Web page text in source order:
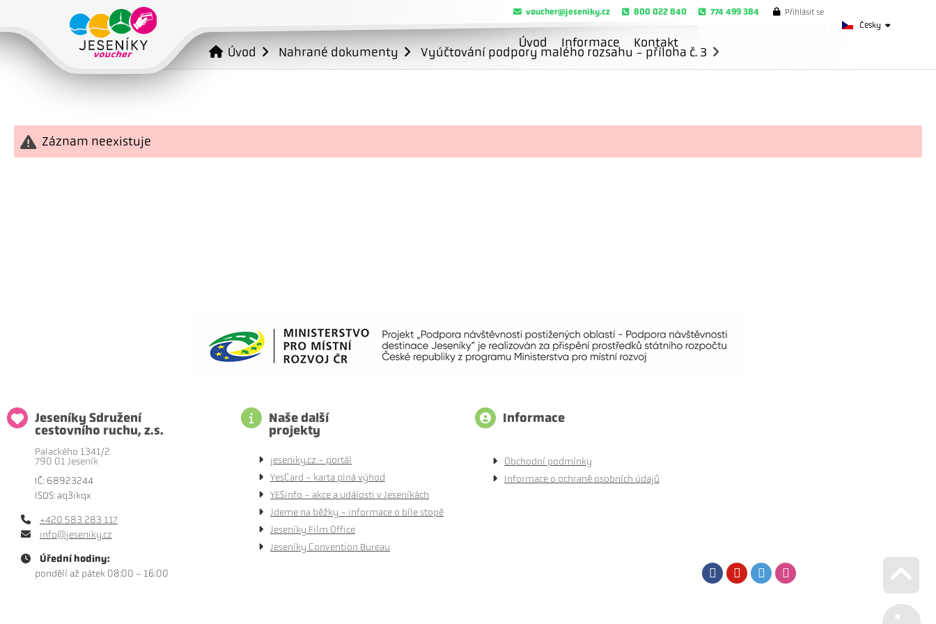
Česky
voucher@jeseniky.cz 800 022 840 774 499 384 Přihlásit se
Úvod Informace Kontakt
Úvod Nahrané dokumenty Vyúčtování podpory malého rozsahu - příloha č. 3
Záznam neexistuje
Jeseníky Sdružení
cestovního ruchu, z.s.
Palackého 1341/2
790 01 Jeseník
IČ: 68923244
ISDS: aq3ikqx
+420 583 283 117
info@jeseniky.cz
Úřední hodiny:
pondělí až pátek 08:00 - 16:00
Naše další
projekty
jeseniky.cz - portál
YesCard - karta plná výhod
YESinfo - akce a události v Jeseníkách
Jdeme na běžky - informace o bíle stopě
Jeseníky Film Office
Jeseníky Convention Bureau
Informace
Obchodní podmínky
Informace o ochraně osobních údajů
FacebookYoutubeTwitter
Go